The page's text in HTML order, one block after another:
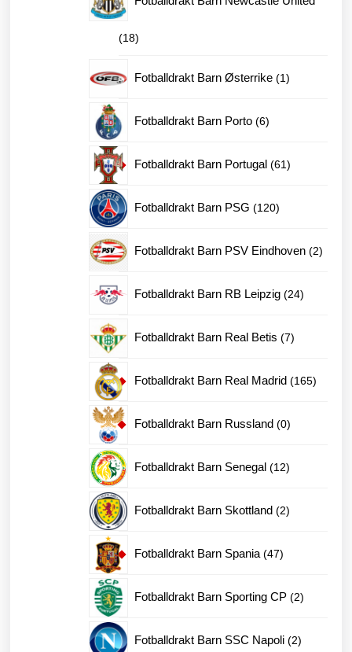
1818
produkter
Fotballdrakt Barn Østerrike 11
Fotballdrakt Barn Porto 66
Fotballdrakt Barn Portugal 6161
Fotballdrakt Barn PSG 120120
Fotballdrakt Barn PSV Eindhoven 22
Fotballdrakt Barn RB Leipzig 2424
Fotballdrakt Barn Real Betis 77
Fotballdrakt Barn Real Madrid 165165
Fotballdrakt Barn Russland 00
Fotballdrakt Barn Senegal 1212
Fotballdrakt Barn Skottland 22
Fotballdrakt Barn Spania 4747
Fotballdrakt Barn Sporting CP 22
Fotballdrakt Barn SSC Napoli 22